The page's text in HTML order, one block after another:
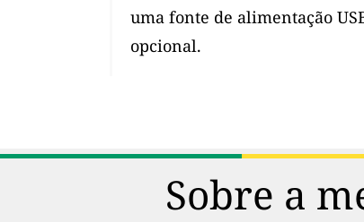
uma fonte de alimentação
opcional.
Sobre a